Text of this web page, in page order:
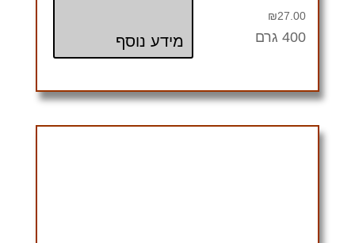
₪27.00
מידע נוסף 400 גרם